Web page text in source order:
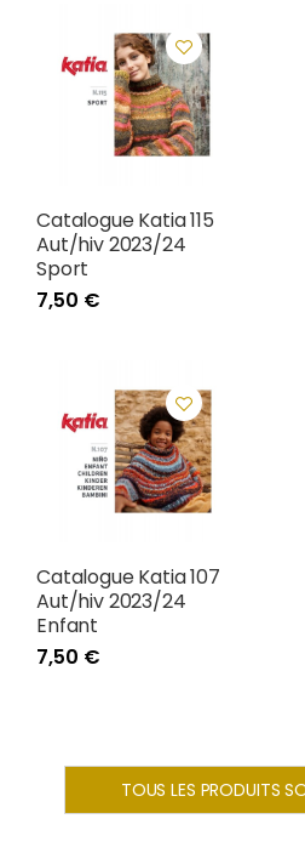
Catalogue Katia 115
Aut/hiv 2023/24
Sport
7,50 €
Catalogue Katia 107
Aut/hiv 2023/24
Enfant
7,50 €
TOUS LES PRODUITS